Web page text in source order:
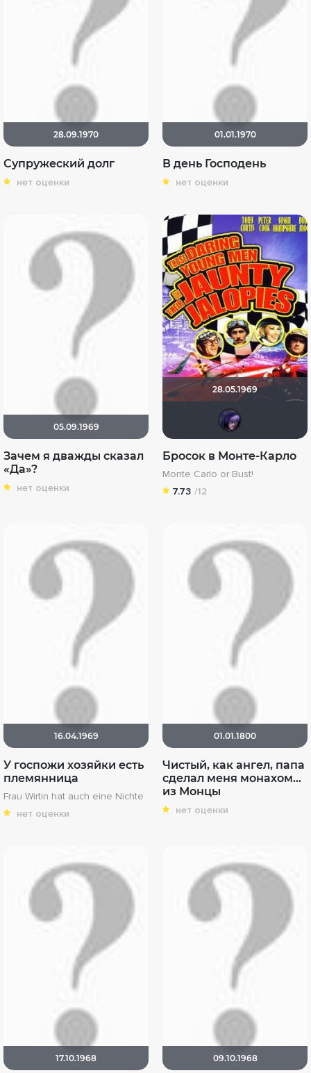
28.09.1970
Супружеский долг
нет оценки
01.01.1970
В день Господень
нет оценки
05.09.1969
Зачем я дважды сказал
«Да»?
нет оценки
28.05.1969
Бросок в Монте-Карло
Monte Carlo or Bust!
7.73 /12
16.04.1969
У госпожи хозяйки есть
племянница
Frau Wirtin hat auch eine Nichte
нет оценки
01.01.1800
Чистый, как ангел, папа
сделал меня монахом...
из Монцы
нет оценки
17.10.1968 09.10.1968